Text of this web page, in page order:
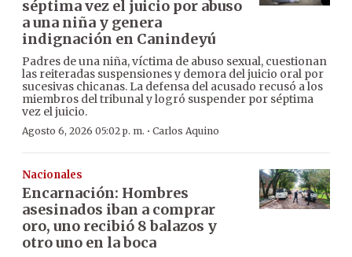
séptima vez el juicio por abuso
a una niña y genera
indignación en Canindeyú
Padres de una niña, víctima de abuso sexual, cuestionan
las reiteradas suspensiones y demora del juicio oral por
sucesivas chicanas. La defensa del acusado recusó a los
miembros del tribunal y logró suspender por séptima
vez el juicio.
Agosto 6, 2026 05:02 p. m. · Carlos Aquino
Nacionales
Encarnación: Hombres
asesinados iban a comprar
oro, uno recibió 8 balazos y
otro uno en la boca